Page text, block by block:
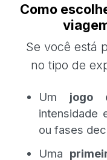
Como
Se você está
no tipo de
Um jogo
intensidade
ou fases
Uma